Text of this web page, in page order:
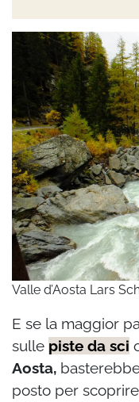
Valle d’Aosta Lars
E se la maggior
sulle piste da sci
Aosta,
posto per